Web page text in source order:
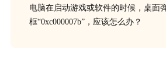
电脑在启动游戏或软件的时候，桌面
框“0xc000007b”，应该怎么办？